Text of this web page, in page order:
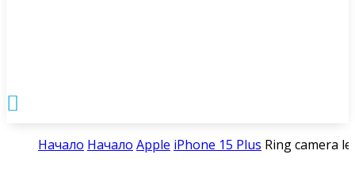

Начало Начало Apple iPhone 15 Plus Ring camera